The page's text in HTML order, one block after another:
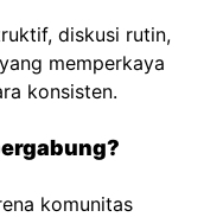
diskusi rutin,
memperkaya
konsisten.
komunitas